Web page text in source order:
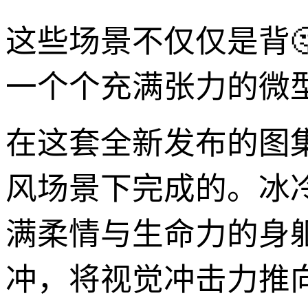
这些场景不仅仅是背
一个个充满张力的微
在这套全新发布的图
风场景下完成的。冰
满柔情与生命力的身
冲，将视觉冲击力推